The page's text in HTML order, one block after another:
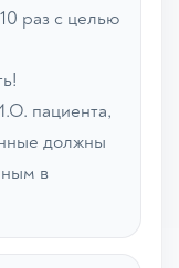
раз с целью
пациента,
должны
в